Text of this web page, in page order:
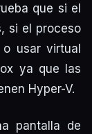
que si el
si el proceso
usar virtual
ya que las
Hyper-V.
pantalla de